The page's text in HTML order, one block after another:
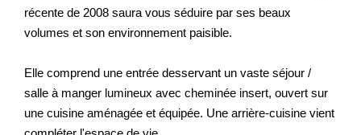
récente de 2008 saura vous séduire par ses beaux
volumes et son environnement paisible.
Elle comprend une entrée desservant un vaste séjour /
salle à manger lumineux avec cheminée insert, ouvert sur
une cuisine aménagée et équipée. Une arrière-cuisine vient